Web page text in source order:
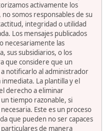
activamente los
somos responsables de su
integridad o utilidad
Los mensajes publicados
necesariamente las
sus subsidiarios, o los
que considere que un
notificarlo al administrador
La plantilla y el
derecho a eliminar
tiempo razonable, si
Este es un proceso
que pueden no ser capaces
de manera